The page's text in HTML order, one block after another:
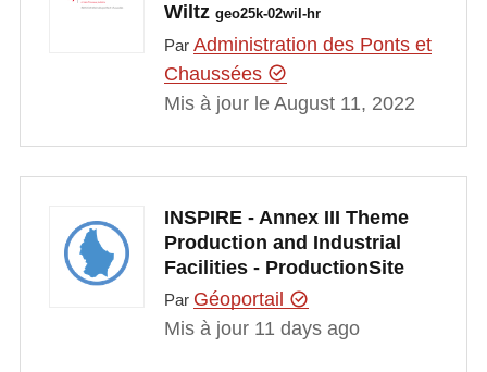
Wiltz geo25k-02wil-hr
Par Administration des Ponts et
Chaussées
Mis à jour le August 11, 2022
INSPIRE - Annex III Theme
Production and Industrial
Facilities - ProductionSite
Par Géoportail
Mis à jour 11 days ago